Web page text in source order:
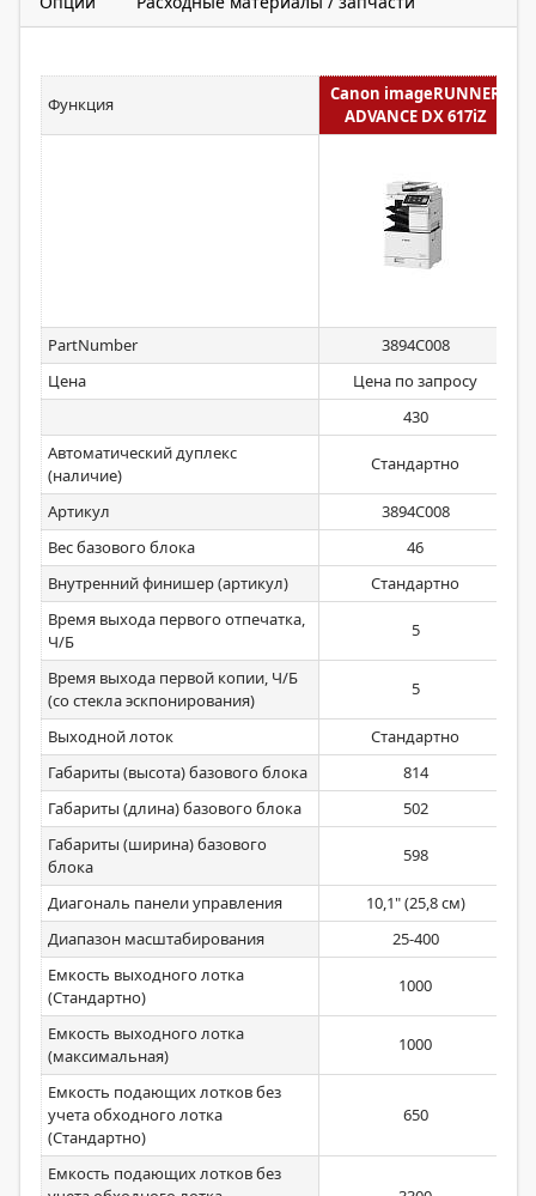
Функция
Canon imageRUNNER
ADVANCE DX 617iZ
PartNumber
3894C008
Цена
Цена по запросу
430
Автоматический дуплекс
(наличие)
Стандартно
Артикул
3894C008
Вес базового блока
46
Внутренний финишер (артикул)
Стандартно
Время выхода первого отпечатка,
Ч/Б
5
Время выхода первой копии, Ч/Б
(со стекла эскпонирования)
5
Выходной лоток
Стандартно
Габариты (высота) базового блока
814
Габариты (длина) базового блока
502
Габариты (ширина) базового
блока
598
Диагональ панели управления
10,1" (25,8 см)
Диапазон масштабирования
25-400
Емкость выходного лотка
(Стандартно)
1000
Емкость выходного лотка
(максимальная)
1000
Емкость подающих лотков без
учета обходного лотка
(Стандартно)
650
Емкость подающих лотков без